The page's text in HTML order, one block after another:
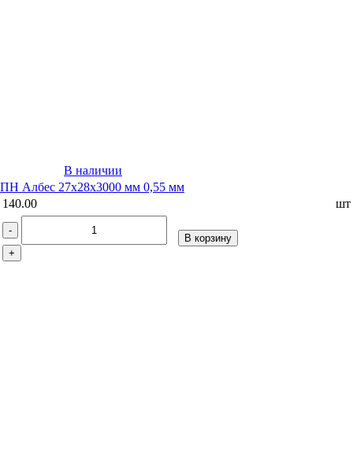
В наличии
ПН Албес 27х28х3000 мм 0,55 мм
140.00
шт
-
+
В корзину